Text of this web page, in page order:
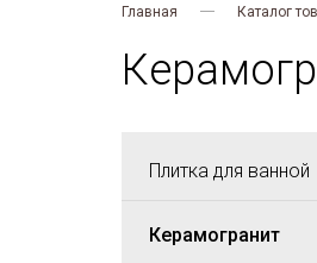
Главная Каталог
Плитка для ванной
Керамогранит